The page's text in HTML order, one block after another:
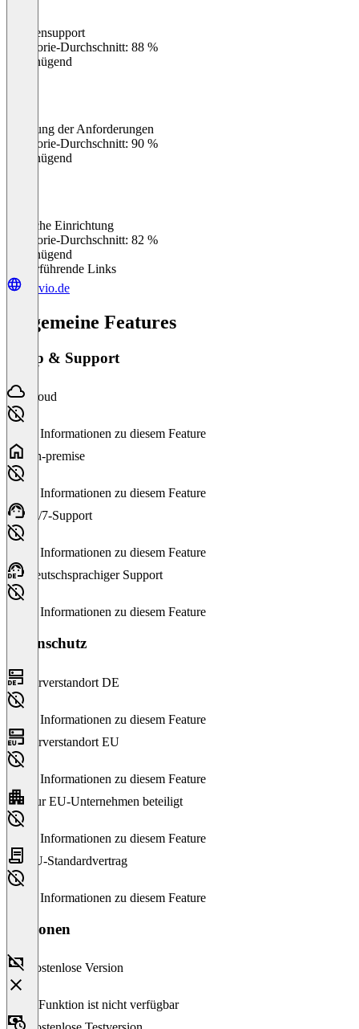
Kundensupport
Kategorie-Durchschnitt: 88 %
Ungenügend
Erfüllung der Anforderungen
Kategorie-Durchschnitt: 90 %
Ungenügend
Einfache Einrichtung
Kategorie-Durchschnitt: 82 %
Ungenügend
Weiterführende Links
corvio.de
Allgemeine Features
Setup & Support
Cloud
Keine Informationen zu diesem Feature
On-premise
Keine Informationen zu diesem Feature
24/7-Support
Keine Informationen zu diesem Feature
Deutschsprachiger Support
Keine Informationen zu diesem Feature
Datenschutz
Serverstandort DE
Keine Informationen zu diesem Feature
Serverstandort EU
Keine Informationen zu diesem Feature
Nur EU-Unternehmen beteiligt
Keine Informationen zu diesem Feature
EU-Standardvertrag
Keine Informationen zu diesem Feature
Versionen
Kostenlose Version
Diese Funktion ist nicht verfügbar